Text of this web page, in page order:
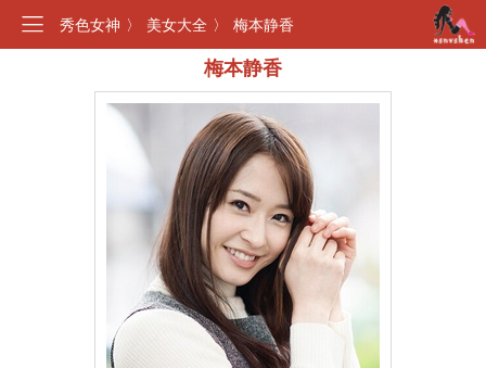
秀色女神 〉 美女大全 〉 梅本静香
梅本静香